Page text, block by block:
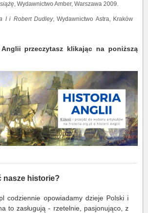
, Wydawnictwo Amber, Warszawa 2009.
I i Robert Dudley, Wydawnictwo Astra, Kraków
przeczytasz klikając na poniższą
nasze historie?
codziennie opowiadamy dzieje Polski i
to zasługują - rzetelnie, pasjonująco, z